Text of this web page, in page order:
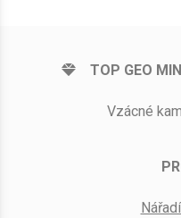
TOP GEO
Vzácné